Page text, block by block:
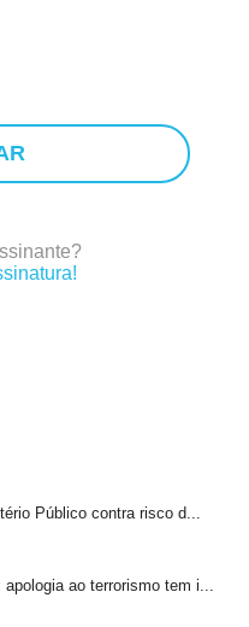
Público contra risco d...
ao terrorismo tem i...